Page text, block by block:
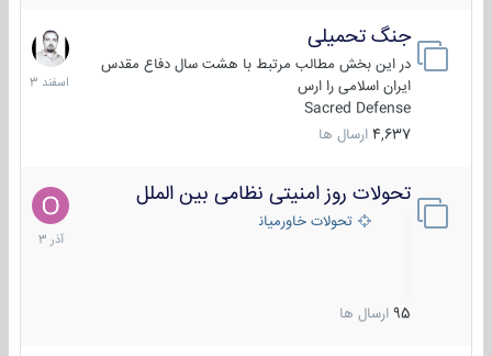
جنگ تحمیلی
در این بخش مطالب مرتبط با هشت سال دفاع مقدس
ایران اسلامی را ارس
Sacred Defense
4,637 ارسال ها
20
اسفند
1403
تحولات روز امنیتی نظامی بین الملل
تحولات خاورمیانه
95 ارسال ها
21
آذر
1403